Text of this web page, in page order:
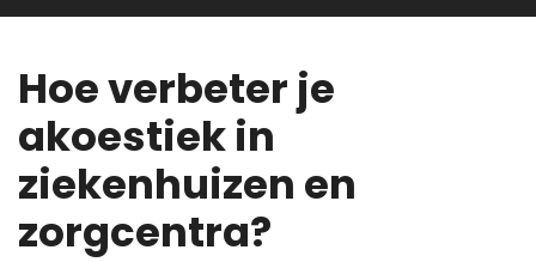
Hoe verbeter je
akoestiek in
ziekenhuizen en
zorgcentra?